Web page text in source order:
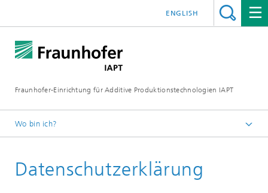
Fraunhofer-Einrichtung für Additive Produktionstechnologien IAPT
ENGLISH
Wo bin ich?
Datenschutzerklärung